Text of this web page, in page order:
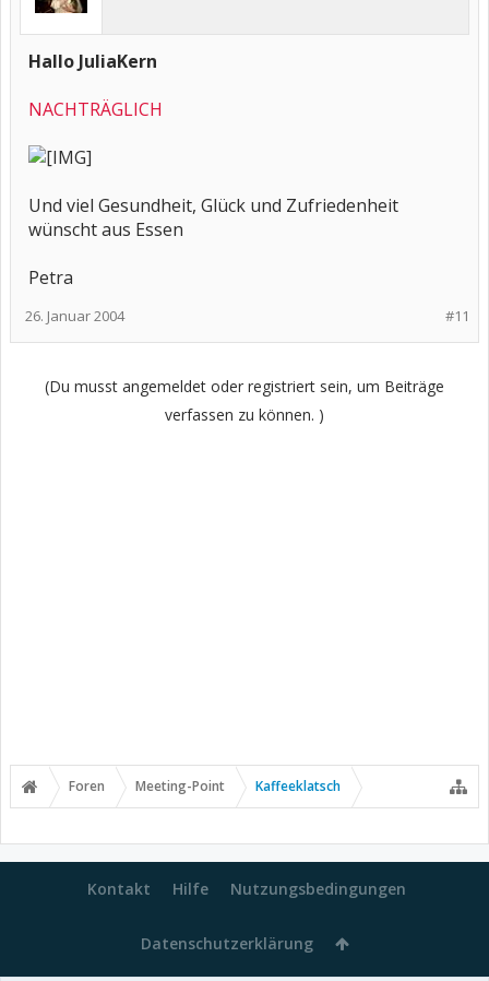
Hallo JuliaKern
NACHTRÄGLICH
Und viel Gesundheit, Glück und Zufriedenheit
wünscht aus Essen
Petra
#11
26. Januar 2004
(Du musst angemeldet oder registriert sein, um Beiträge
verfassen zu können. )
Foren Meeting-Point Kaffeeklatsch
Kontakt Hilfe Nutzungsbedingungen
Datenschutzerklärung